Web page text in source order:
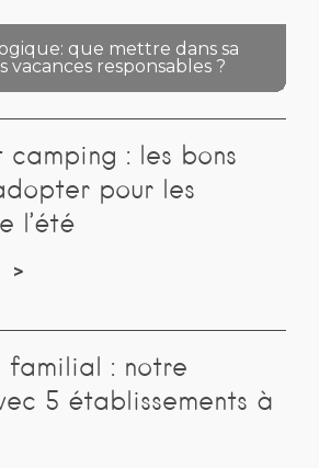
que mettre dans sa
vacances responsables ?
: les bons
pour les
l’été
familial : notre
5 établissements à